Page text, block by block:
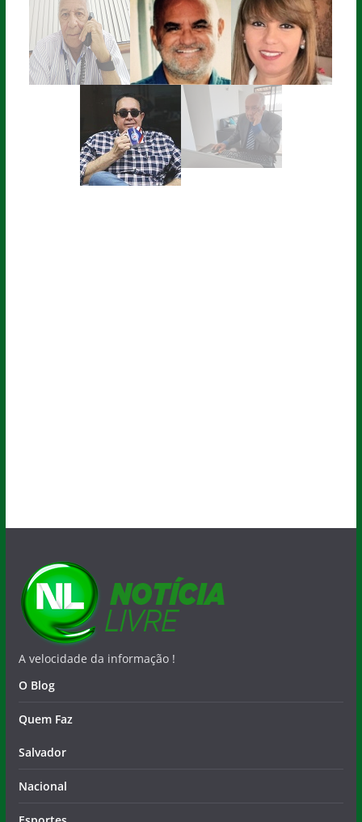
A velocidade da informação !
O Blog
Quem Faz
Salvador
Nacional